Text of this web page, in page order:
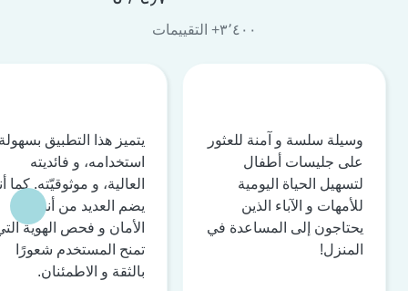
٣٬٤٠٠+ التقييمات
وسيلة سلسة و آمنة للعثور
على جليسات أطفال
لتسهيل الحياة اليومية
للأمهات و الآباء الذين
يحتاجون إلى المساعدة في
المنزل!
يتميز هذا التطبيق
استخدامه، و فائديته
العالية، و موثوقيّته. كما
يضم العديد من أنظمة
الأمان و فحص الهوية
تمنح المستخدم شعورًا
بالثقة و الاطمئنان.